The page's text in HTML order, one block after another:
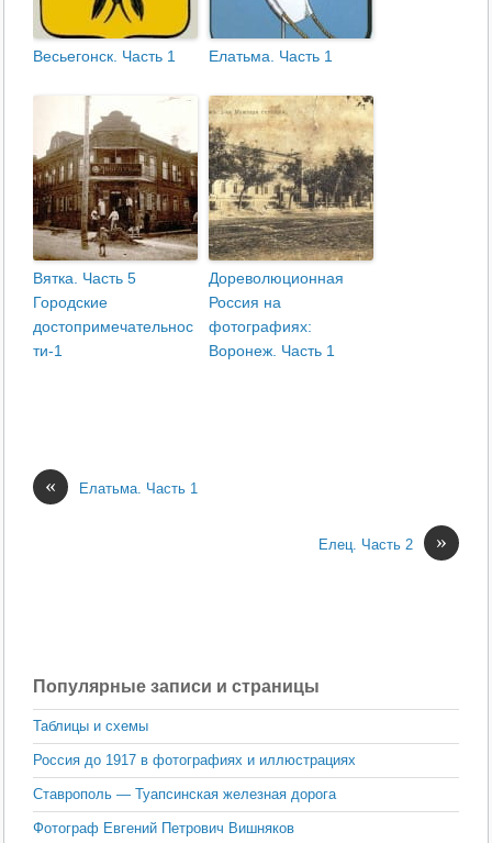
Весьегонск. Часть 1 Елатьма. Часть 1
Вятка. Часть 5
Городские
достопримечательнос
ти-1
Дореволюционная
Россия на
фотографиях:
Воронеж. Часть 1
« Елатьма. Часть 1
»
Елец. Часть 2
Популярные записи и страницы
Таблицы и схемы
Россия до 1917 в фотографиях и иллюстрациях
Ставрополь — Туапсинская железная дорога
Фотограф Евгений Петрович Вишняков